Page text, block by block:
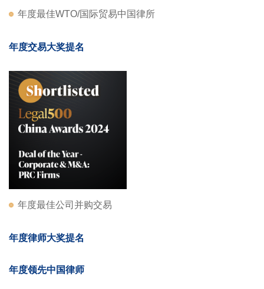
年度最佳WTO/国际贸易中国律所
年度交易大奖提名
年度最佳公司并购交易
年度律师大奖提名
年度领先中国律师